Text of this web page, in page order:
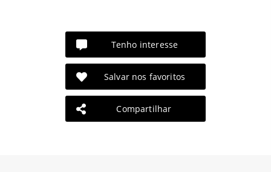
Tenho interesse
Salvar nos favoritos
Compartilhar